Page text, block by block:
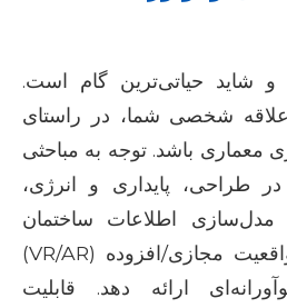
و شاید حیاتی‌ترین گام است.
علاقه شخصی شما، در راستای
معماری باشد. توجه به مباحثی
طراحی، پایداری و انرژی،
مدل‌سازی اطلاعات ساختمان
(BIM) و استفاده از واقعیت مجازی/افزوده (VR/AR)
ارائه دهد. قابلیت